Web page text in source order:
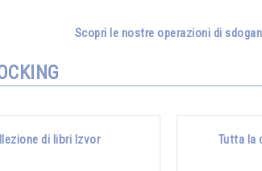
Scopri le nostre operazioni di
di libri Izvor Tutta la